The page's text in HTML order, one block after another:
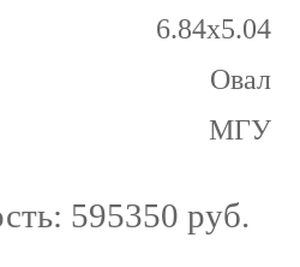
6.84х5.04
Овал
МГУ
595350 руб.